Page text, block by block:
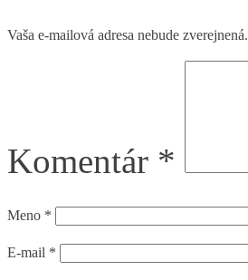
Vaša e-mailová adresa nebude zverejnená.
Komentár *
Meno *
E-mail *